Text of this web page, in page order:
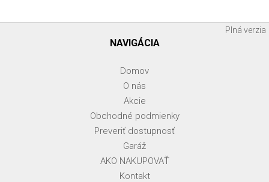
Plná verzia
NAVIGÁCIA
Domov
O nás
Akcie
Obchodné podmienky
Preveriť dostupnosť
Garáž
AKO NAKUPOVAŤ
Kontakt